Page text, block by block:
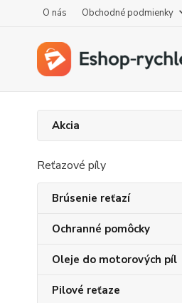
O nás Obchodné podmienky
Akcia
Reťazové píly
Brúsenie reťazí
Ochranné pomôcky
Oleje do motorových píl
Pilové reťaze